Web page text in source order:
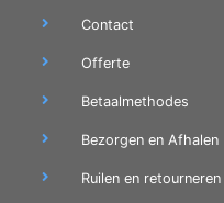
Contact
Offerte
Betaalmethodes
Bezorgen en Afhalen
Ruilen en retourneren